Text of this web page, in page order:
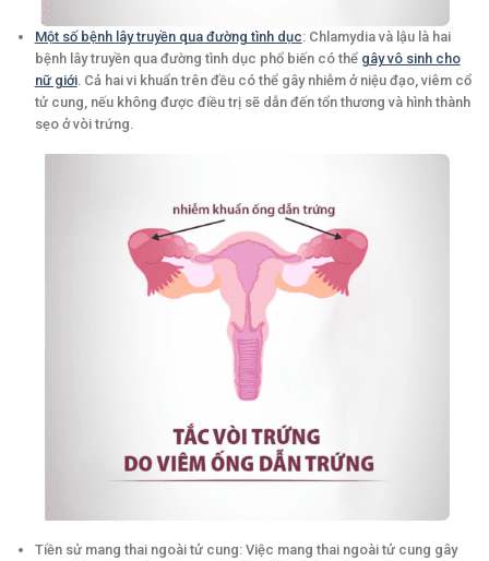
Một số bệnh lây truyền qua đường tình dục: Chlamydia và lậu là hai
bệnh lây truyền qua đường tình dục phổ biến có thể gây vô sinh cho
nữ giới. Cả hai vi khuẩn trên đều có thể gây nhiễm ở niệu đạo, viêm cổ
tử cung, nếu không được điều trị sẽ dẫn đến tổn thương và hình thành
sẹo ở vòi trứng.
Tiền sử mang thai ngoài tử cung: Việc mang thai ngoài tử cung gây